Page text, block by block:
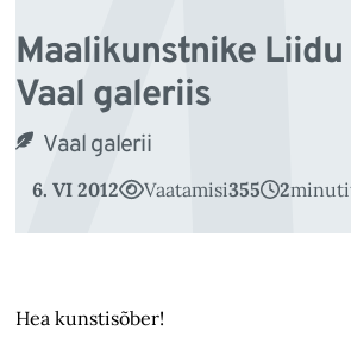
Maalikunstnike
Vaal galeriis
Vaal galerii
6. VI 2012 Vaatamisi355 2
Hea kunstisõber!